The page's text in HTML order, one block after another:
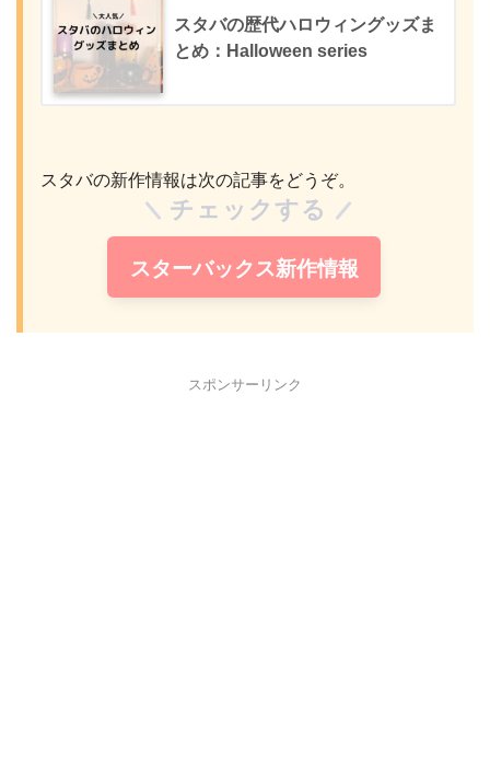
スタバの歴代ハロウィングッズま
とめ：Halloween series
スタバの新作情報は次の記事をどうぞ。
チェックする
スターバックス新作情報
スポンサーリンク